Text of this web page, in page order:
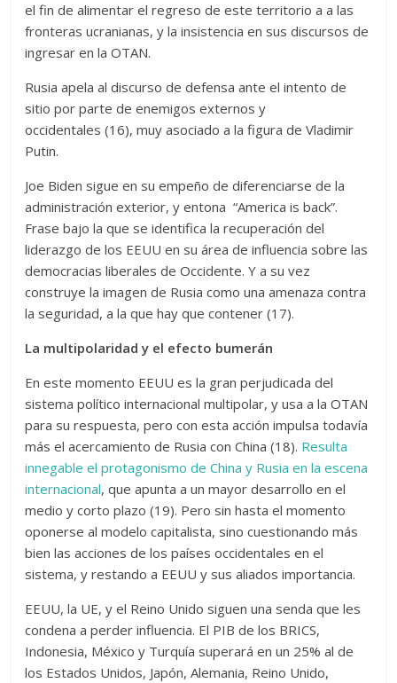
el fin de alimentar el regreso de este territorio a a las
fronteras ucranianas, y la insistencia en sus discursos de
ingresar en la OTAN.
Rusia apela al discurso de defensa ante el intento de
sitio por parte de enemigos externos y
occidentales (16), muy asociado a la figura de Vladimir
Putin.
Joe Biden sigue en su empeño de diferenciarse de la
administración exterior, y entona “America is back”.
Frase bajo la que se identifica la recuperación del
liderazgo de los EEUU en su área de influencia sobre las
democracias liberales de Occidente. Y a su vez
construye la imagen de Rusia como una amenaza contra
la seguridad, a la que hay que contener (17).
La multipolaridad y el efecto bumerán
En este momento EEUU es la gran perjudicada del
sistema político internacional multipolar, y usa a la OTAN
para su respuesta, pero con esta acción impulsa todavía
más el acercamiento de Rusia con China (18). Resulta
innegable el protagonismo de China y Rusia en la escena
internacional, que apunta a un mayor desarrollo en el
medio y corto plazo (19). Pero sin hasta el momento
oponerse al modelo capitalista, sino cuestionando más
bien las acciones de los países occidentales en el
sistema, y restando a EEUU y sus aliados importancia.
EEUU, la UE, y el Reino Unido siguen una senda que les
condena a perder influencia. El PIB de los BRICS,
Indonesia, México y Turquía superará en un 25% al de
los Estados Unidos, Japón, Alemania, Reino Unido,